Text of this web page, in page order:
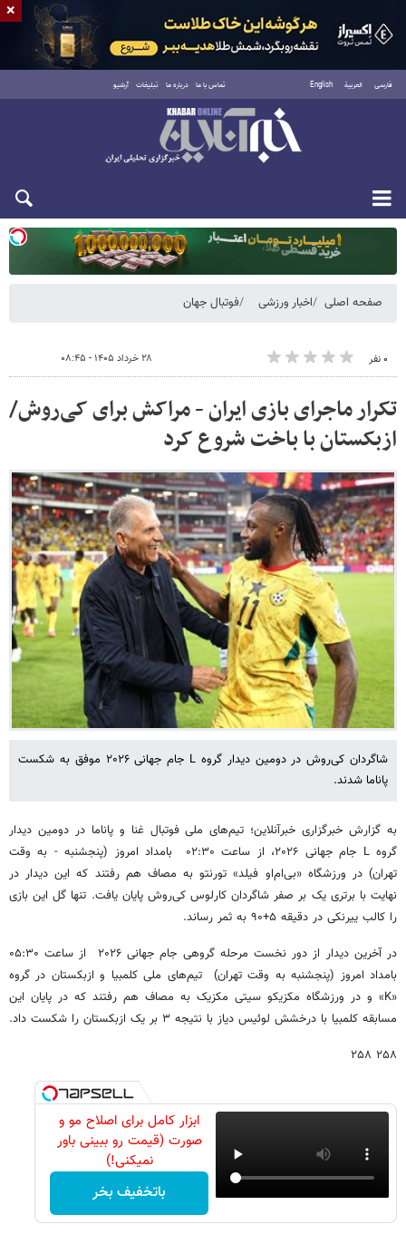
فارسی العربية English تماس با ما درباره ما تبلیغات آرشیو
یکشنبه ۱۸ مرداد ۱۴۰۵
صفحه اصلی اخبار ورزشی فوتبال جهان
۰ نفر ۲۸ خرداد ۱۴۰۵ - ۰۸:۴۵
تکرار ماجرای بازی ایران - مراکش برای کی‌روش/
ازبکستان با باخت شروع کرد
شاگردان کی‌روش در دومین دیدار گروه L جام جهانی ۲۰۲۶ موفق به شکست
پاناما شدند.
به گزارش خبرگزاری خبرآنلاین؛ تیم‌های ملی فوتبال غنا و پاناما در دومین دیدار
گروه L جام جهانی ۲۰۲۶، از ساعت ۰۲:۳۰ بامداد امروز (پنجشنبه - به وقت
تهران) در ورزشگاه «بی‌ام‌او فیلد» تورنتو به مصاف هم رفتند که این دیدار در
نهایت با برتری یک بر صفر شاگردان کارلوس کی‌روش پایان یافت. تنها گل این بازی
را کالب ییرنکی در دقیقه ۵+۹۰ به ثمر رساند.
در آخرین دیدار از دور نخست مرحله گروهی جام جهانی ۲۰۲۶ از ساعت ۰۵:۳۰
بامداد امروز (پنجشنبه به وقت تهران) تیم‌های ملی کلمبیا و ازبکستان در گروه
«K» و در ورزشگاه مکزیکو سیتی مکزیک به مصاف هم رفتند که در پایان این
مسابقه کلمبیا با درخشش لوئیس دیاز با نتیجه ۳ بر یک ازبکستان را شکست داد.
۲۵۸ ۲۵۸
ابزار کامل برای اصلاح مو و
صورت (قیمت رو ببینی باور
نمیکنی!)
باتخفیف بخر
×